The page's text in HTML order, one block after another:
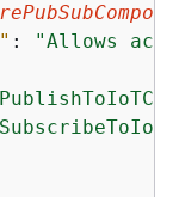
:
"Allows